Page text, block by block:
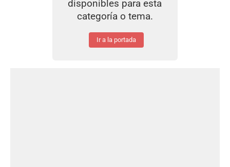
disponibles para esta
categoría o tema.
Ir a la portada